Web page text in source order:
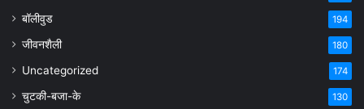
बॉलीवुड 194
जीवनशैली 180
Uncategorized 174
चुटकी-बजा-के 130